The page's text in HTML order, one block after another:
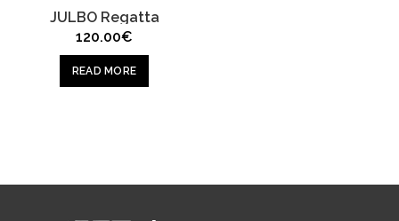
JULBO Regatta
120.00€
READ MORE